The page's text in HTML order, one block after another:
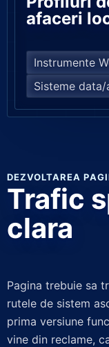
afaceri
Instrumente
Sisteme
DEZVOLTAREA
Trafic
clara
Pagina trebuie sa
rutele de sistem
prima versiune
vine din reclame,